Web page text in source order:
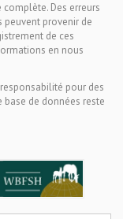
complète. Des erreurs
peuvent provenir de
de ces
en nous
pour des
base de données reste